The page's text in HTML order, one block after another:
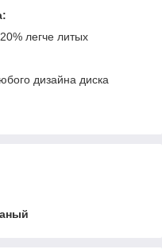
легче литых
дизайна диска